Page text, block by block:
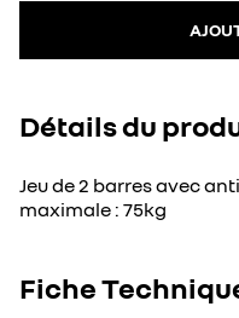
Détails du
Jeu de 2 barres avec
maximale : 75kg
Fiche